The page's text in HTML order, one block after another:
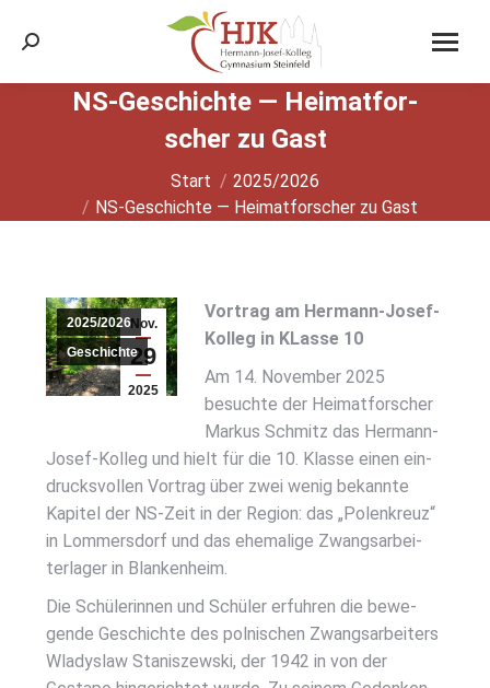
Search:
NS-Geschich­te — Hei­mat­for­
scher zu Gast
Sie befinden sich hier:
Start
2025/2026
NS-Geschich­te — Hei­mat­for­scher zu Gast
Nov.
29
2025
2025/2026
Geschichte
Vor­trag am Her­mann-Josef-
Kol­leg in KLas­se 10
Am 14. Novem­ber 2025
besuch­te der Hei­mat­for­scher
Mar­kus Schmitz das Her­mann-
Josef-Kol­leg und hielt für die 10. Klas­se einen ein­
drucks­vol­len Vor­trag über zwei wenig bekann­te
Kapi­tel der NS-Zeit in der Regi­on: das „Polen­kreuz“
in Lom­mers­dorf und das ehe­ma­li­ge Zwangs­ar­bei­
ter­la­ger in Blan­ken­heim.
Die Schü­le­rin­nen und Schü­ler erfuh­ren die bewe­
gen­de Geschich­te des pol­ni­schen Zwangs­ar­bei­ters
Wla­dys­law Sta­ni­szew­ski, der 1942 in von der